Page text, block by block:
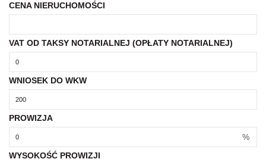
CENA NIERUCHOMOŚCI
VAT OD TAKSY NOTARIALNEJ (OPŁATY NOTARIALNEJ)
WNIOSEK DO WKW
PROWIZJA
%
WYSOKOŚĆ PROWIZJI